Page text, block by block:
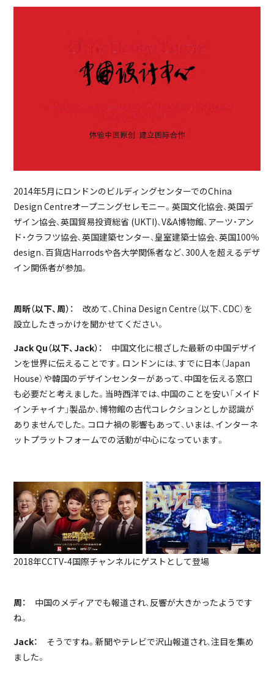
2014年5月にロンドンのビルディングセンターでのChina
Design Centreオープニングセレモニー。英国文化協会、英国デ
ザイン協会、英国貿易投資総省 (UKTI)、V&A博物館、アーツ・アン
ド・クラフツ協会、英国建築センター、皇室建築士協会、英国100％
design、百貨店Harrodsや各大学関係者など、300人を超えるデザ
イン関係者が参加。
周昕（以下、周）：
改めて、China Design Centre（以下、CDC）を
設立したきっかけを聞かせてください。
Jack Qu（以下、Jack）：
中国文化に根ざした最新の中国デザイ
ンを世界に伝えることです。ロンドンには、すでに日本（Japan
House）や韓国のデザインセンターがあって、中国を伝える窓口
も必要だと考えました。当時西洋では、中国のことを安い「メイド
インチャイナ」製品か、博物館の古代コレクションとしか認識が
ありませんでした。コロナ禍の影響もあって、いまは、インターネ
ットプラットフォームでの活動が中心になっています。
2018年CCTV-4国際チャンネルにゲストとして登場
周：
中国のメディアでも報道され、反響が大きかったようです
ね。
Jack：
そうですね。新聞やテレビで沢山報道され、注目を集め
ました。